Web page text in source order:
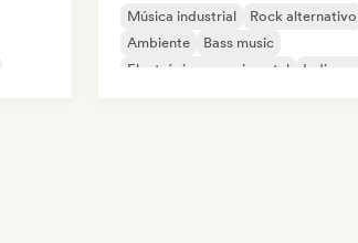
Música industrial
Rock alternativo
Ambiente
Bass music
Electrónica experimental
Indie pop